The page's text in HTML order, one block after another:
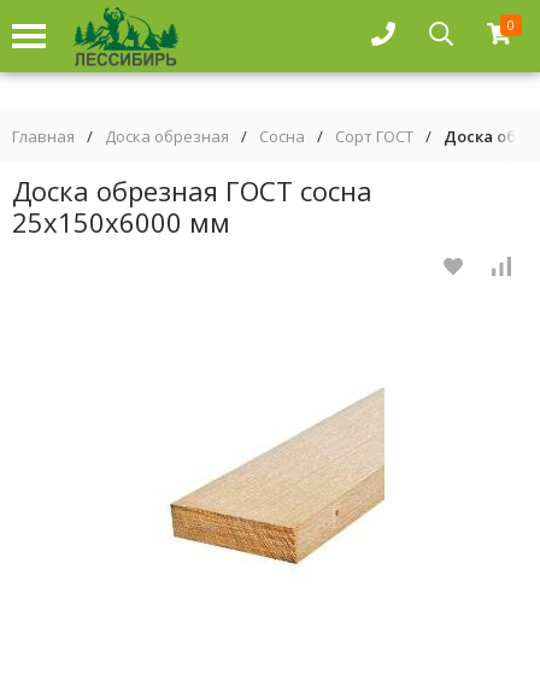
0
Главная / Доска обрезная / Сосна / Сорт ГОСТ / Доска
Доска обрезная ГОСТ сосна
25х150х6000 мм